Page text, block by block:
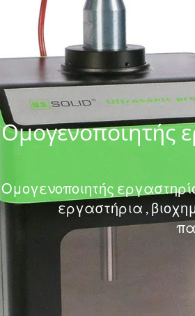
Ομογενοποιητής
Ομογενοποιητής
εργαστήρια ,